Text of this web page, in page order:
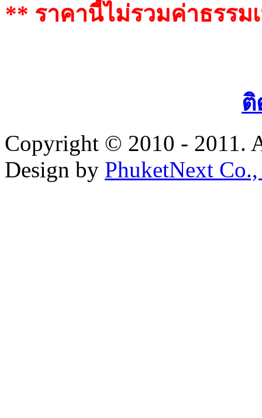
** ราคานี้ไม่รวมค่าธรร
ติ
Copyright © 2010 - 2011.
Design by PhuketNext